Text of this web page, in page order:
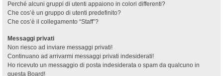
Perché alcuni gruppi di utenti appaiono in colori differenti?
Che cos’è un gruppo di utenti predefinito?
Che cos’è il collegamento “Staff”?
Messaggi privati
Non riesco ad inviare messaggi privati!
Continuano ad arrivarmi messaggi privati indesiderati!
Ho ricevuto un messaggio di posta indesiderata o spam da qualcuno in
questa Board!